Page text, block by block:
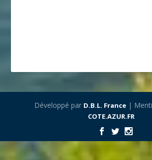
Développé par D.B.L. France|
COTE.AZUR.FR